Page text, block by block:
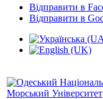
Відправити в
Відправити в